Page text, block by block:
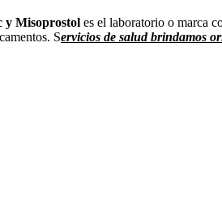
y Misoprostol es el laboratorio o marca
Servicios de salud brindamos